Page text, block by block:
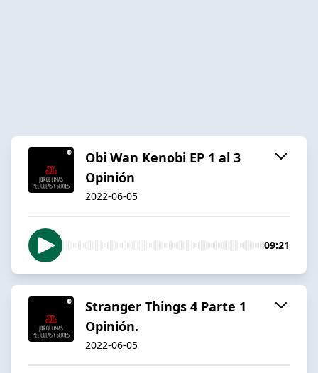
Obi Wan Kenobi EP 1 al 3
Opinión
2022-06-05
09:21
Stranger Things 4 Parte 1
Opinión.
2022-06-05